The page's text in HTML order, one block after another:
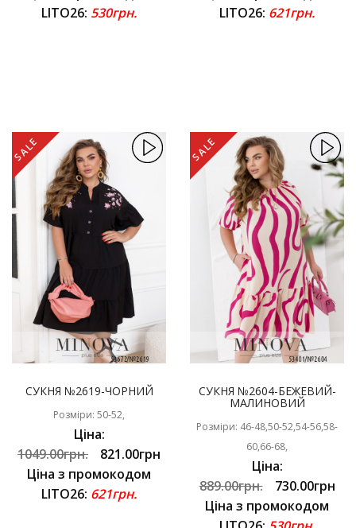
LITO26: 530грн.
LITO26: 621грн.
SALE
СУКНЯ №2619-ЧОРНИЙ
Розміри: 50-52,
Ціна:
1049.00грн.
821.00грн
Ціна з промокодом
LITO26: 621грн.
SALE
СУКНЯ №2604-БЕЖЕВИЙ-
МАЛИНОВИЙ
Розміри: 46-48,50-52,54-56,58-
60,66-68,
Ціна:
889.00грн.
730.00грн
Ціна з промокодом